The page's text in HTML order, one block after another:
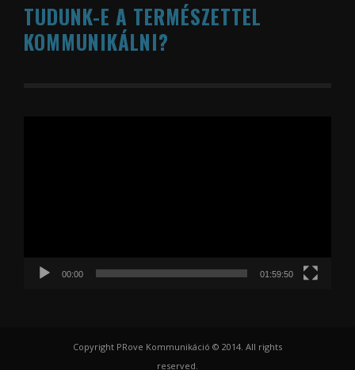
TUDUNK-E A TERMÉSZETTEL
KOMMUNIKÁLNI?
00:00 01:59:50
Copyright PRove Kommunikáció © 2014. All rights
reserved.